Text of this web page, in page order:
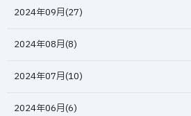
2024年09月(27)
2024年08月(8)
2024年07月(10)
2024年06月(6)